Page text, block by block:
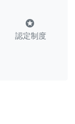
stars
認定制度